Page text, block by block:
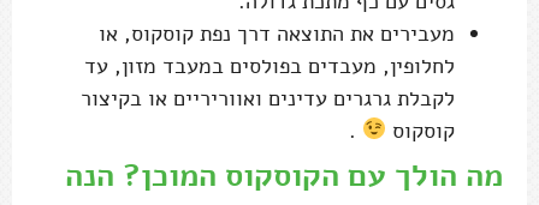
מעבירים את התוצאה דרך נפת קוסקוס, או
לחלופין, מעבדים בפולסים במעבד מזון, עד
לקבלת גרגרים עדינים ואווריריים או בקיצור
קוסקוס
.
מה הולך עם הקוסקוס המוכן? הנה